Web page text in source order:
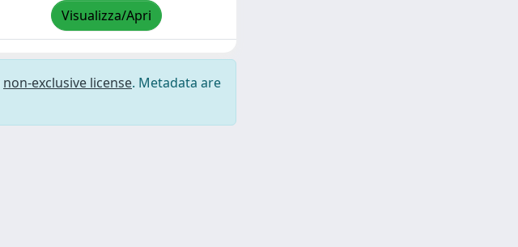
Visualizza/Apri
non-exclusive license. Metadata are